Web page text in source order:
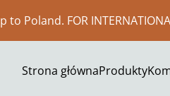
to Poland. FOR
Strona głównaProdukty